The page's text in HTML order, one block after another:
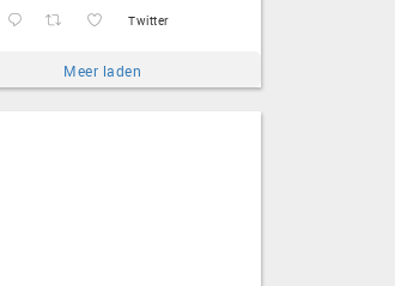
Twitter
Meer laden